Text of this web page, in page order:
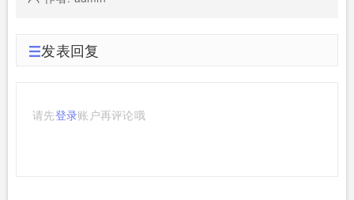
发表回复
请先登录账户再评论哦